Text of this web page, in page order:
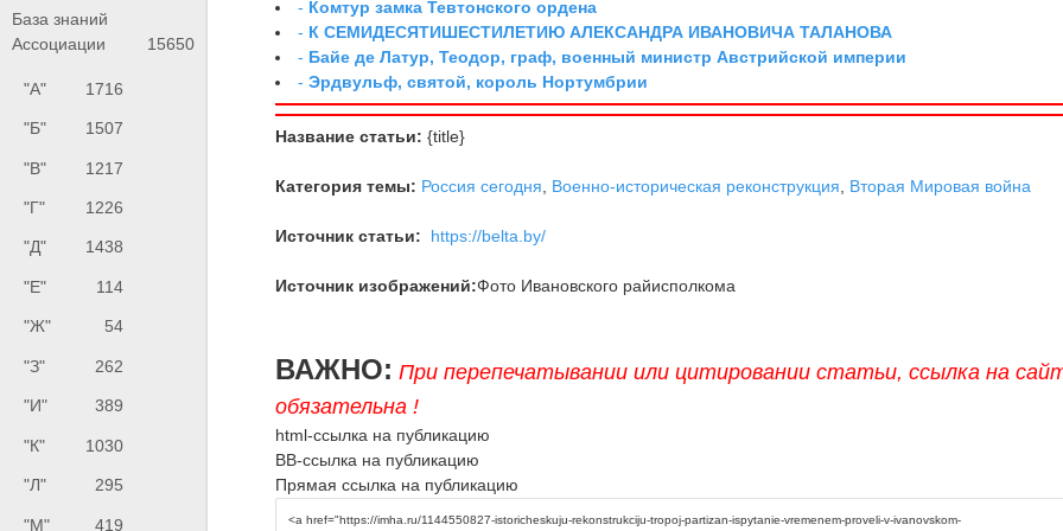
База знаний
Ассоциации
15650
"А" 1716
"Б" 1507
"В" 1217
"Г" 1226
"Д" 1438
"Е" 114
"Ж" 54
"З" 262
"И" 389
"К" 1030
"Л" 295
"М" 419
- Комтур замка Тевтонского ордена
- К СЕМИДЕСЯТИШЕСТИЛЕТИЮ АЛЕКСАНДРА ИВАНОВИЧА ТАЛАНОВА
- Байе де Латур, Теодор, граф, военный министр Австрийской империи
-Эрдвульф, святой, король Нортумбрии
Название статьи: {title}
Категория темы: Россия сегодня Военно-историческая реконструкция Вторая Мировая война
Источник статьи: https://belta.by/
Источник изображений:Фото Ивановского райисполкома
ВАЖНО: При перепечатывании или цитировании статьи, ссылка на
обязательна !
html-ссылка на публикацию
BB-ссылка на публикацию
Прямая ссылка на публикацию